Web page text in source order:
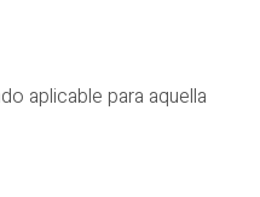
aplicable para aquella